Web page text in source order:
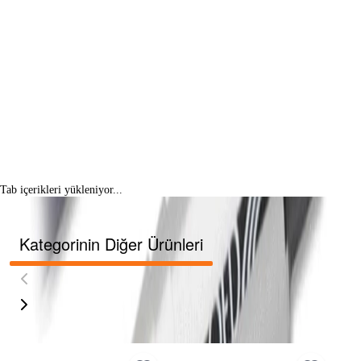
Tab içerikleri yükleniyor...
Kategorinin Diğer Ürünleri